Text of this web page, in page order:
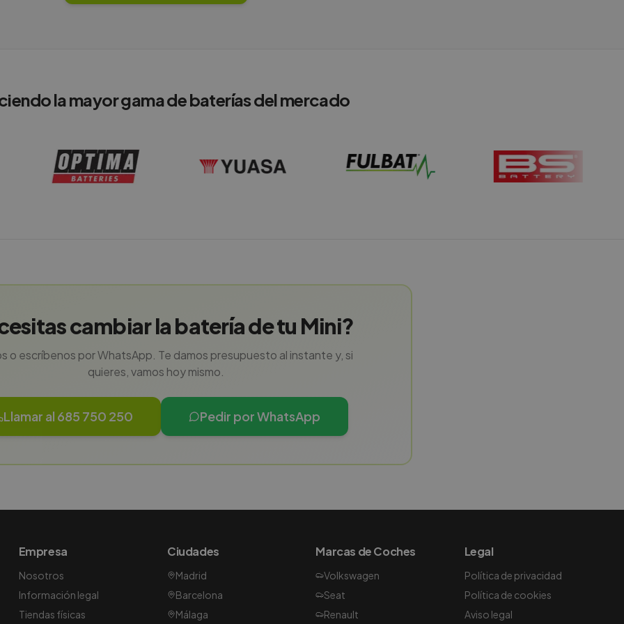
la mayor gama de baterías del mercado
cambiar la batería de tu Mini?
o escríbenos por WhatsApp. Te damos presupuesto al instante y, si
quieres, vamos hoy mismo.
Llamar al 685 750 250 Pedir por WhatsApp
Empresa
Nosotros
Información legal
Tiendas físicas
Ciudades
Madrid
Barcelona
Málaga
Marcas de Coches
Volkswagen
Seat
Renault
Legal
Política de privacidad
Política de cookies
Aviso legal